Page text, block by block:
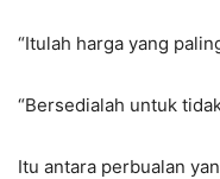
“Itulah harga yang
“Bersedialah untuk
Itu antara perbualan